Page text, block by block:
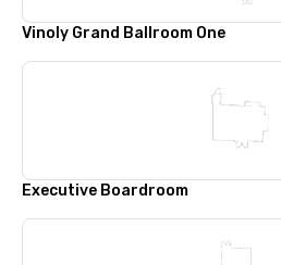
Vinoly Grand Ballroom One
Executive Boardroom